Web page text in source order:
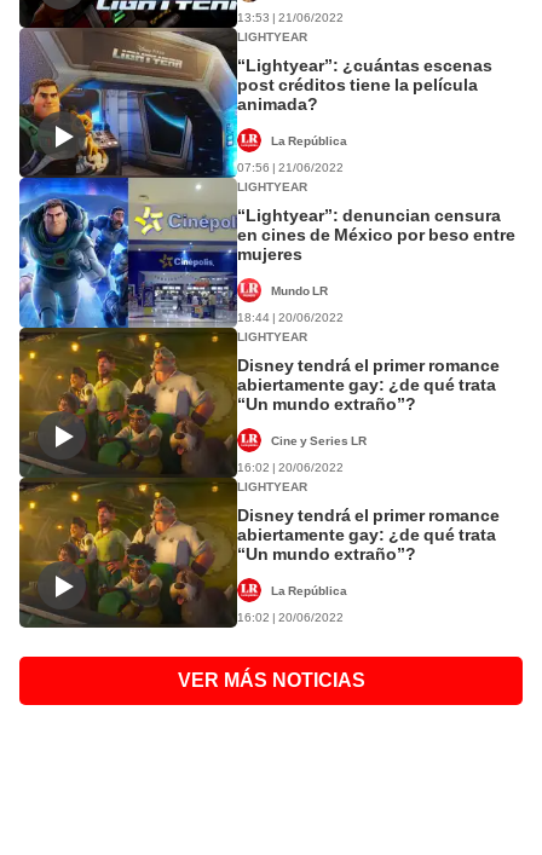
13:53 | 21/06/2022
LIGHTYEAR
“Lightyear”: ¿cuántas escenas
post créditos tiene la película
animada?
La República
07:56 | 21/06/2022
LIGHTYEAR
“Lightyear”: denuncian censura
en cines de México por beso entre
mujeres
Mundo LR
18:44 | 20/06/2022
LIGHTYEAR
Disney tendrá el primer romance
abiertamente gay: ¿de qué trata
“Un mundo extraño”?
Cine y Series LR
16:02 | 20/06/2022
LIGHTYEAR
Disney tendrá el primer romance
abiertamente gay: ¿de qué trata
“Un mundo extraño”?
La República
16:02 | 20/06/2022
VER MÁS NOTICIAS